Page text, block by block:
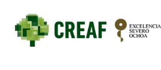
contenido
principal